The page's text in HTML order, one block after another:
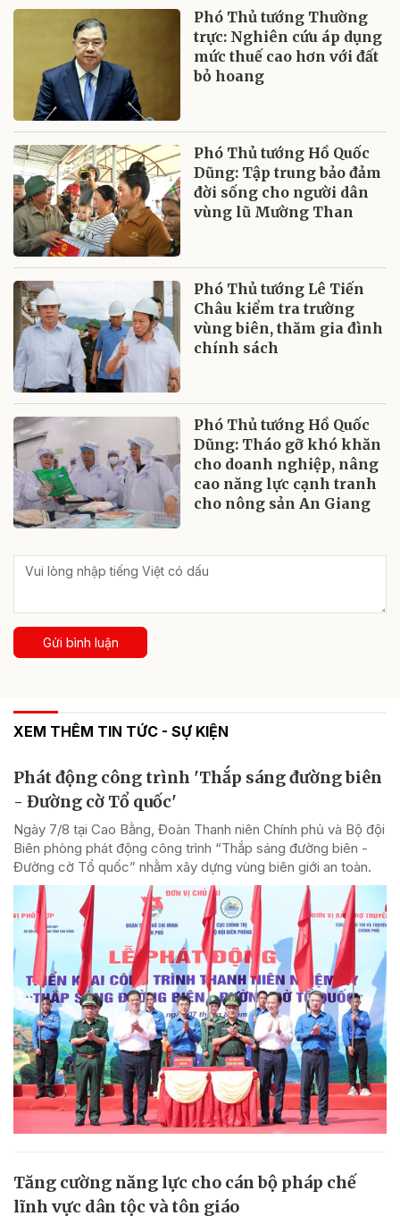
Phó Thủ tướng Thường
trực: Nghiên cứu áp dụng
mức thuế cao hơn với đất
bỏ hoang
Phó Thủ tướng Hồ Quốc
Dũng: Tập trung bảo đảm
đời sống cho người dân
vùng lũ Mường Than
Phó Thủ tướng Lê Tiến
Châu kiểm tra trường
vùng biên, thăm gia đình
chính sách
Phó Thủ tướng Hồ Quốc
Dũng: Tháo gỡ khó khăn
cho doanh nghiệp, nâng
cao năng lực cạnh tranh
cho nông sản An Giang
Gửi bình luận
XEM THÊM TIN TỨC - SỰ KIỆN
Phát động công trình 'Thắp sáng đường biên
- Đường cờ Tổ quốc'
Ngày 7/8 tại Cao Bằng, Đoàn Thanh niên Chính phủ và Bộ đội
Biên phòng phát động công trình “Thắp sáng đường biên -
Đường cờ Tổ quốc” nhằm xây dựng vùng biên giới an toàn.
Tăng cường năng lực cho cán bộ pháp chế
lĩnh vực dân tộc và tôn giáo